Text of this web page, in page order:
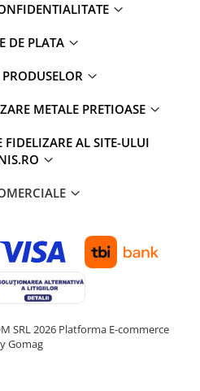
DE PLATA
METALE PRETIOASE
FIDELIZARE AL SITE-ULUI
SRL 2026 Platforma E-commerce
Gomag